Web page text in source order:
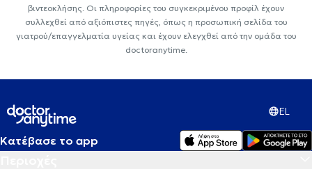
βιντεοκλήσης. Οι πληροφορίες του συγκεκριμένου προφίλ έχουν
συλλεχθεί από αξιόπιστες πηγές, όπως η προσωπική σελίδα του
γιατρού/επαγγελματία υγείας και έχουν ελεγχθεί από την ομάδα του
doctoranytime.
EL
Κατέβασε το app